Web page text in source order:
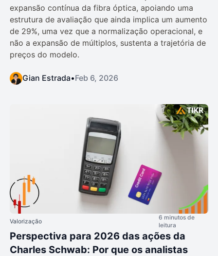
expansão contínua da fibra óptica, apoiando uma
estrutura de avaliação que ainda implica um aumento
de 29%, uma vez que a normalização operacional, e
não a expansão de múltiplos, sustenta a trajetória de
preços do modelo.
Gian Estrada•Feb 6, 2026
Valorização
6 minutos de
leitura
Perspectiva para 2026 das ações da
Charles Schwab: Por que os analistas